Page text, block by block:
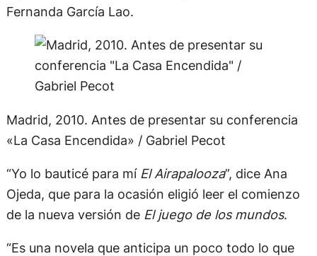
Fernanda García Lao.
Madrid, 2010. Antes de presentar su conferencia
«La Casa Encendida» / Gabriel Pecot
“Yo lo bauticé para mí El Airapalooza”, dice Ana
Ojeda, que para la ocasión eligió leer el comienzo
de la nueva versión de El juego de los mundos.
“Es una novela que anticipa un poco todo lo que